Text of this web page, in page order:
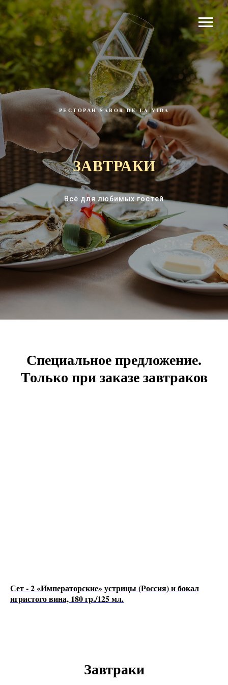
РЕСТОРАН SABOR DE LA VIDA
ЗАВТРАКИ
Всё для любимых гостей
Специальное предложение.
Только при заказе завтраков
Сет - 2 «Императорские» устрицы (Россия) и бокал
игристого вина, 180 гр./125 мл.
Завтраки